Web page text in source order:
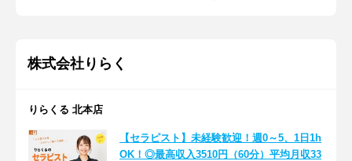
株式会社りらく
りらくる 北本店
【セラピスト】未経験歓迎！週0～5、1日1h
OK！◎最高収入3510円（60分）平均月収33